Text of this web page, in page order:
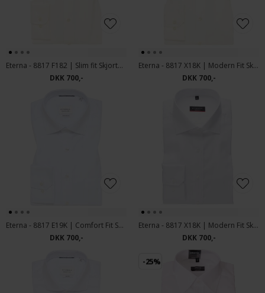
Eterna - 8817 F182 | Slim fit Skjorte Beige
DKK 700,-
Eterna - 8817 X18K | Modern Fit Skjorte Beige
DKK 700,-
Eterna - 8817 E19K | Comfort Fit Skjorte Hvid
DKK 700,-
Eterna - 8817 X18K | Modern Fit Skjorte Hvid
DKK 700,-
-25%